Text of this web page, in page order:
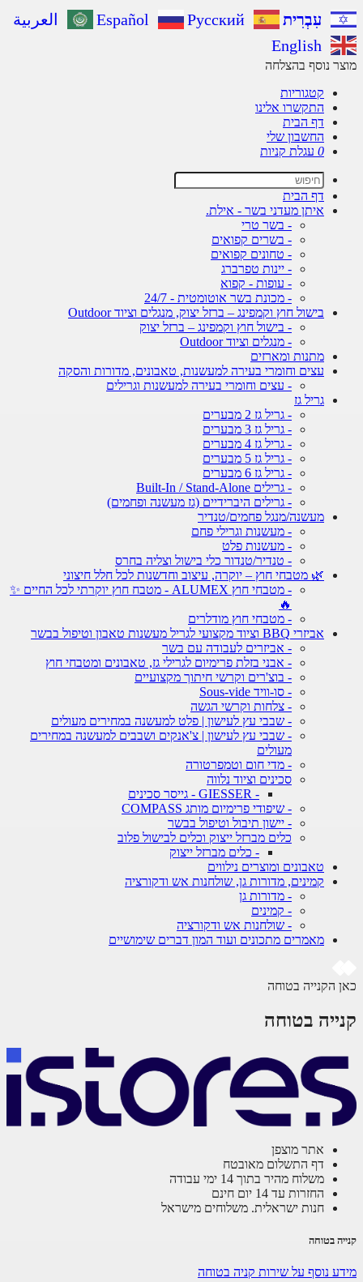
עִבְרִית Español Русский
العربية
English
נוסף בהצלחה
קטגוריות
התקשרו אלינו
דף הבית
החשבון שלי
עגלת קניות
דף הבית
איתן מעדני בשר - אילת.
- בשר טרי
- בשרים קפואים
- טחונים קפואים
- יינות טפרברג
- עופות - קפוא
- מכונת בשר אוטומטית - 24/7
בישול חוץ וקמפינג – ברזל יצוק, מנגלים וציוד Outdoor
- בישול חוץ וקמפינג – ברזל יצוק
- מנגלים וציוד Outdoor
מתנות ומארזים
עצים וחומרי בעירה למעשנות, טאבונים, מדורות והסקה
- עצים וחומרי בעירה למעשנות וגרילים
גריל גז
- גריל גז 2 מבערים
- גריל גז 3 מבערים
- גריל גז 4 מבערים
- גריל גז 5 מבערים
- גריל גז 6 מבערים
- גרילים Built-In / Stand-Alone
- גרילים היברידיים (גז מעשנה ופחמים)
מעשנה/מנגל פחמים/טנדיר
- מעשנות וגרילי פחם
- מעשנות פלט
- טנדיר/טנדור כלי בישול וצליה בחרס
🌿 מטבחי חוץ – יוקרה, עיצוב וחדשנות לכל חלל חיצוני
- מטבחי חוץ ALUMEX - מטבח חוץ יוקרתי לכל החיים ✨
- מטבחי חוץ מודלרים
אביזרי BBQ וציוד מקצועי לגריל מעשנות טאבון וטיפול בבשר
- אביזרים לעבודה עם בשר
- אבני בזלת פרימיום לגרילי גז, טאבונים ומטבחי חוץ
- בוצ'רים וקרשי חיתוך מקצועיים
- סו-וויד Sous-vide
- צלחות וקרשי הגשה
- שבבי עץ לעישון | פלט למעשנה במחירים מעולים
- שבבי עץ לעישון | צ'אנקים ושבבים למעשנה במחירים
מעולים
- מדי חום וטמפרטורה
סכינים וציוד נלווה
- שיפודי פרימיום מותג COMPASS
- יישון תיבול וטיפול בבשר
כלים מברזל ייצוק וכלים לבישול פלוב
- כלים מברזל ייצוק
טאבונים ומוצרים נילווים
קמינים, מדורות גן, שולחנות אש ודקורציה
- מדורות גן
- קמינים
- שולחנות אש ודקורציה
מאמרים מתכונים ועוד המון דברים שימושיים
הקנייה בטוחה
בטוחה
אתר מוצפן
דף התשלום מאובטח
משלוח מהיר בתוך 14 ימי עבודה
החזרות עד 14 יום חינם
חנות ישראלית. משלוחים מישראל
בטוחה
נוסף על שירות קניה בטוחה